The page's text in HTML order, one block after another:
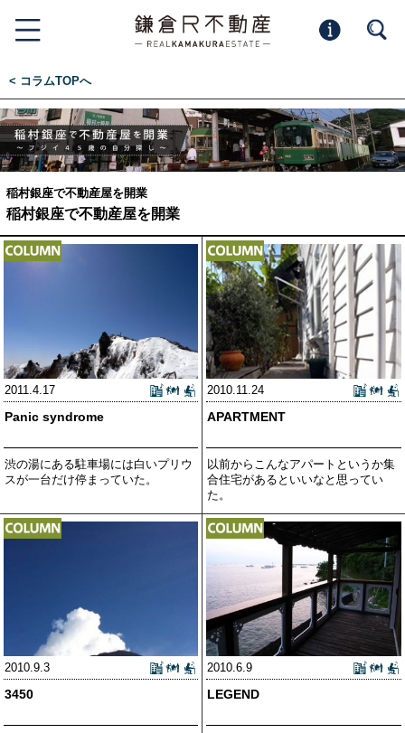
< コラムTOPへ
稲村銀座で不動産屋を開業
稲村銀座で不動産屋を開業
2011.4.17
Panic syndrome
渋の湯にある駐車場には白いプリウ
スが一台だけ停まっていた。
2010.11.24
APARTMENT
以前からこんなアパートというか集
合住宅があるといいなと思ってい
た。
2010.9.3
3450
2010.6.9
LEGEND